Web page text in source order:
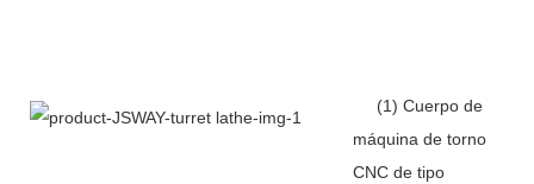
(1) Cuerpo de
máquina de torno
CNC de tipo